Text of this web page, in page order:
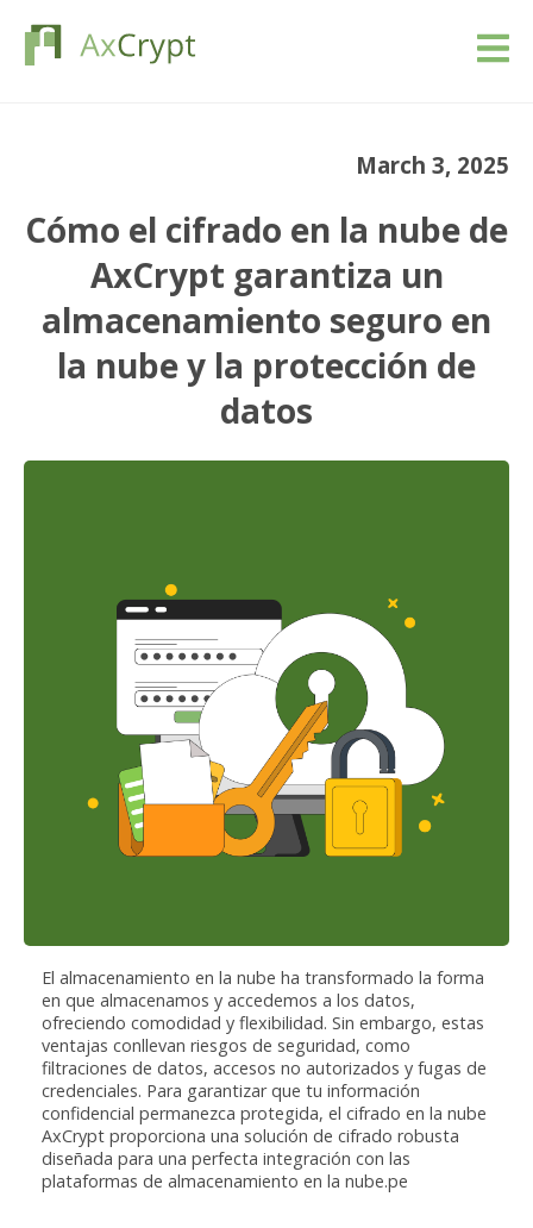
Industrias
Recursos
March 3, 2025
Cómo el cifrado en la nube de
AxCrypt garantiza un
almacenamiento seguro en
la nube y la protección de
datos
El almacenamiento en la nube ha transformado la forma
en que almacenamos y accedemos a los datos,
ofreciendo comodidad y flexibilidad. Sin embargo, estas
ventajas conllevan riesgos de seguridad, como
filtraciones de datos, accesos no autorizados y fugas de
credenciales. Para garantizar que tu información
confidencial permanezca protegida, el cifrado en la nube
AxCrypt proporciona una solución de cifrado robusta
diseñada para una perfecta integración con las
plataformas de almacenamiento en la nube.pe